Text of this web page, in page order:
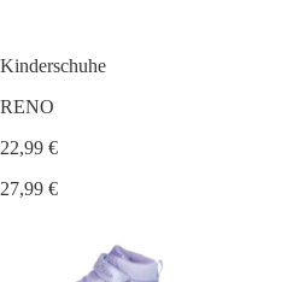
Kinderschuhe
RENO
22,99 €
27,99 €